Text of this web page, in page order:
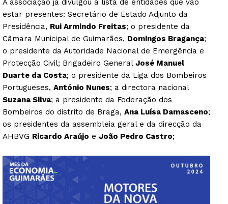
A associação já divulgou a lista de entidades que vão
estar presentes: Secretário de Estado Adjunto da
Presidência, Rui Armindo Freitas; o presidente da
Câmara Municipal de Guimarães, Domingos Bragança;
o presidente da Autoridade Nacional de Emergência e
Protecção Civil; Brigadeiro General José Manuel
Duarte da Costa; o presidente da Liga dos Bombeiros
Portugueses, António Nunes; a directora nacional
Suzana Silva; a presidente da Federação dos
Bombeiros do distrito de Braga, Ana Luísa Damasceno;
os presidentes da assembleia geral e da direcção da
AHBVG Ricardo Araújo e João Pedro Castro;